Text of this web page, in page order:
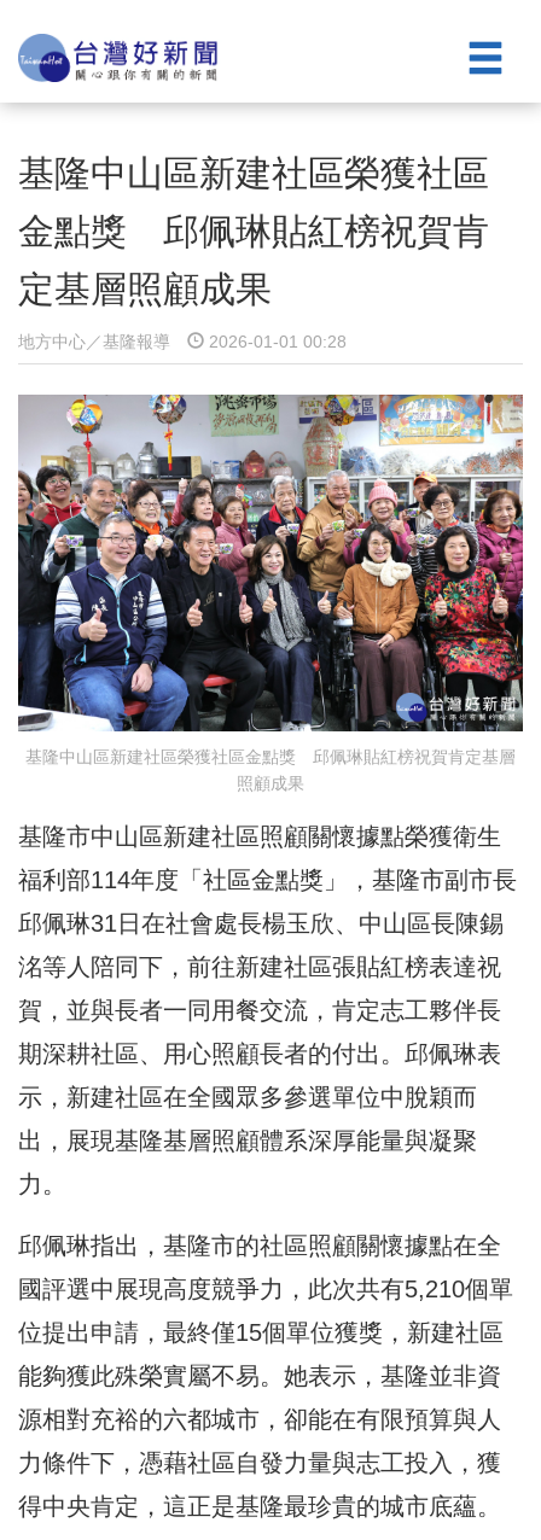
基隆中山區新建社區榮獲社區
金點獎 邱佩琳貼紅榜祝賀肯
定基層照顧成果
地方中心／基隆報導 2026-01-01 00:28
基隆中山區新建社區榮獲社區金點獎 邱佩琳貼紅榜祝賀肯定基層
照顧成果
基隆市中山區新建社區照顧關懷據點榮獲衛生
福利部114年度「社區金點獎」，基隆市副市長
邱佩琳31日在社會處長楊玉欣、中山區長陳錫
洺等人陪同下，前往新建社區張貼紅榜表達祝
賀，並與長者一同用餐交流，肯定志工夥伴長
期深耕社區、用心照顧長者的付出。邱佩琳表
示，新建社區在全國眾多參選單位中脫穎而
出，展現基隆基層照顧體系深厚能量與凝聚
力。
邱佩琳指出，基隆市的社區照顧關懷據點在全
國評選中展現高度競爭力，此次共有5,210個單
位提出申請，最終僅15個單位獲獎，新建社區
能夠獲此殊榮實屬不易。她表示，基隆並非資
源相對充裕的六都城市，卻能在有限預算與人
力條件下，憑藉社區自發力量與志工投入，獲
得中央肯定，這正是基隆最珍貴的城市底蘊。